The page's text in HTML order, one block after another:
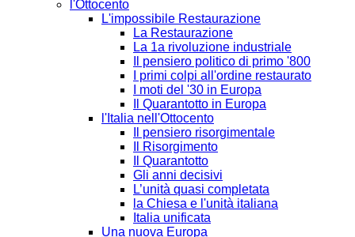
l'Ottocento
L'impossibile Restaurazione
La Restaurazione
La 1a rivoluzione industriale
Il pensiero politico di primo '800
I primi colpi all'ordine restaurato
I moti del '30 in Europa
Il Quarantotto in Europa
l'Italia nell'Ottocento
Il pensiero risorgimentale
Il Risorgimento
Il Quarantotto
Gli anni decisivi
L’unità quasi completata
la Chiesa e l'unità italiana
Italia unificata
Una nuova Europa